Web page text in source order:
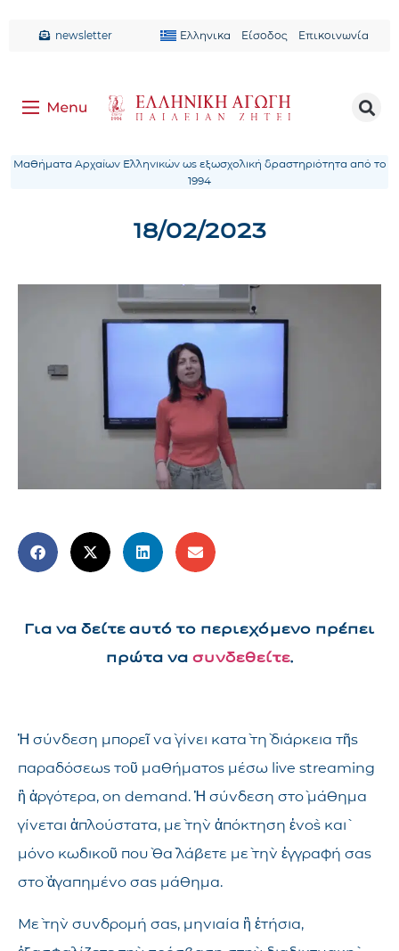
newsletter Ελληνικα Είσοδος Επικοινωνία
Μαθήματα Αρχαίων Ελληνικών ως εξωσχολική δραστηριότητα από το
1994
18/02/2023
Για να δείτε αυτό το περιεχόμενο πρέπει
πρώτα να συνδεθείτε.
Ἡ σύνδεση μπορεῖ νὰ γίνει κατὰ τὴ διάρκεια τῆς
παραδόσεως τοῦ μαθήματος μέσω live streaming
ἢ ἀργότερα, on demand. Ἡ σύνδεση στὸ μάθημα
γίνεται ἁπλούστατα, μὲ τὴν ἀπόκτηση ἑνὸς καὶ
μόνο κωδικοῦ ποὺ θὰ λάβετε μὲ τὴν ἐγγραφή σας
στὸ ἀγαπημένο σας μάθημα.
Μὲ τὴν συνδρομή σας, μηνιαία ἢ ἐτήσια,